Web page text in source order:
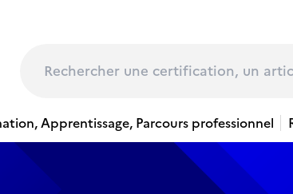
Apprentissage, Parcours professionnel